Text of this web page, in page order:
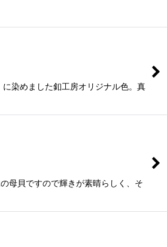
染めました釦工房オリジナル色。真
母貝ですので輝きが素晴らしく、そ